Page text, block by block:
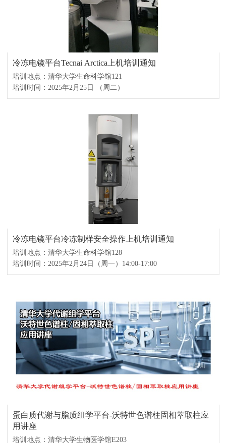
冷冻电镜平台Tecnai Arctica上机培训通知
培训地点：清华大学生命科学馆121
培训时间：2025年2月25日 （周二）
冷冻电镜平台冷冻制样安全操作上机培训通知
培训地点：清华大学生命科学馆128
培训时间：2025年2月24日（周一）14:00-17:00
蛋白质代谢与脂质组学平台-沃特世色谱柱固相萃取柱应
用讲座
培训地点：清华大学生物医学馆E203